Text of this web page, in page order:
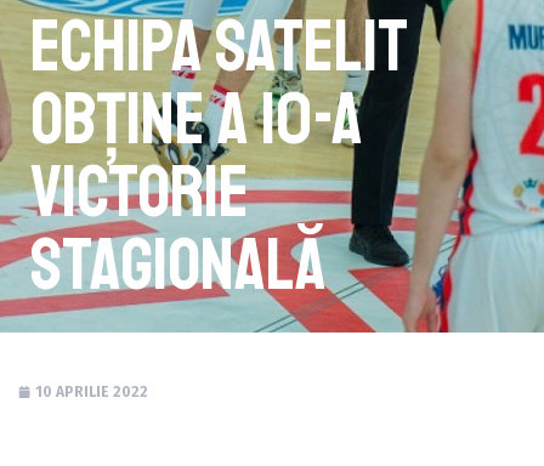
Echipa satelit
obține a 10-a
victorie
stagională
10 APRILIE 2022